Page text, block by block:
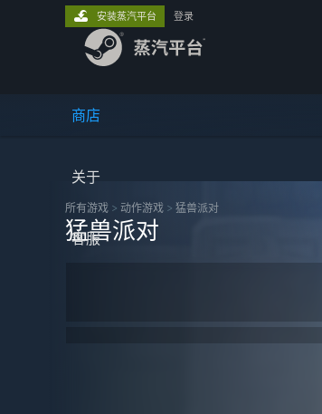
商店
关于
客服
安装蒸汽平台 登录
所有游戏 > 动作‎游戏 > 猛兽派对
猛兽派对